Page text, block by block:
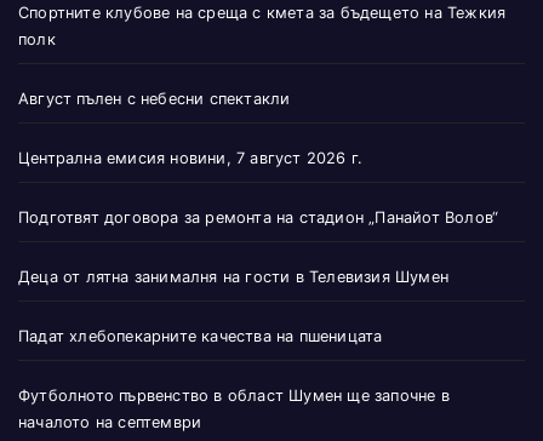
Спортните клубове на среща с кмета за бъдещето на Тежкия
полк
Август пълен с небесни спектакли
Централна емисия новини, 7 август 2026 г.
Подготвят договора за ремонта на стадион „Панайот Волов“
Деца от лятна занималня на гости в Телевизия Шумен
Падат хлебопекарните качества на пшеницата
Футболното първенство в област Шумен ще започне в
началото на септември